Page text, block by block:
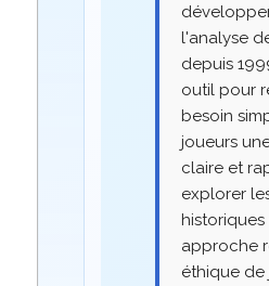
l'analyse
depuis
outil pour
besoin
joueurs
claire et
explorer
historiques
approche
éthique de